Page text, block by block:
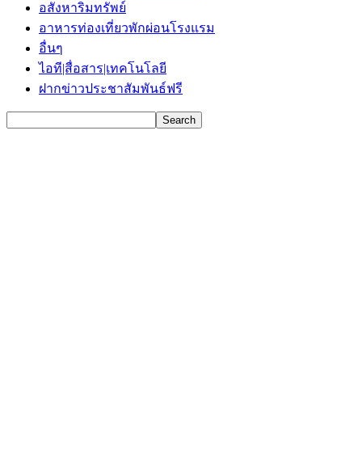
อสังหาริมทรัพย์
อาหารท่องเที่ยวพักผ่อนโรงแรม
อื่นๆ
ไอที|สื่อสาร|เทคโนโลยี
ฝากข่าวประชาสัมพันธ์ฟรี